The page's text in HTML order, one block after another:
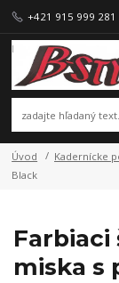
+421 915 999 281
Úvod Kadernícke
Black
Farbiaci
miska s